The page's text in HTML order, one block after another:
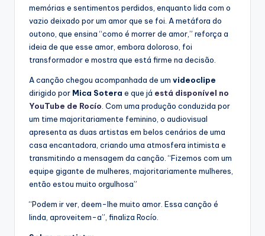
memórias e sentimentos perdidos, enquanto lida com o
vazio deixado por um amor que se foi. A metáfora do
outono, que ensina “como é morrer de amor,” reforça a
ideia de que esse amor, embora doloroso, foi
transformador e mostra que está firme na decisão.
A canção chegou acompanhada de um videoclipe
dirigido por Mica Sotera e que já está disponível no
YouTube de Rocío . Com uma produção conduzida por
um time majoritariamente feminino, o audiovisual
apresenta as duas artistas em belos cenários de uma
casa encantadora, criando uma atmosfera intimista e
transmitindo a mensagem da canção. “Fizemos com um
equipe gigante de mulheres, majoritariamente mulheres,
então estou muito orgulhosa”
“Podem ir ver, deem-lhe muito amor. Essa canção é
linda, aproveitem-a”, finaliza Rocío.